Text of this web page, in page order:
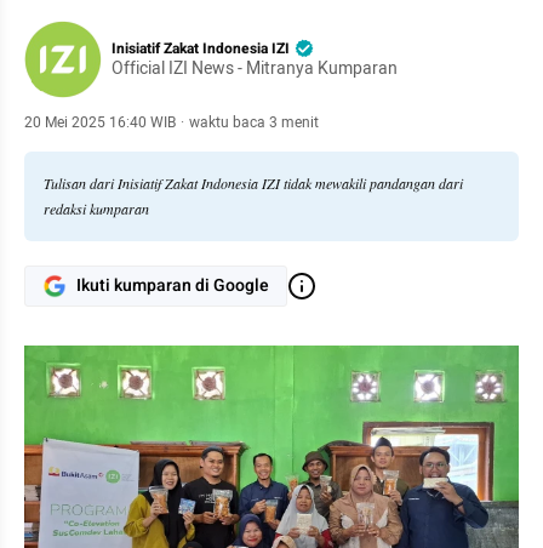
Inisiatif Zakat Indonesia IZI
Official IZI News - Mitranya Kumparan
20 Mei 2025 16:40 WIB · waktu baca 3 menit
Tulisan dari Inisiatif Zakat Indonesia IZI tidak mewakili pandangan dari
redaksi kumparan
Ikuti kumparan di Google